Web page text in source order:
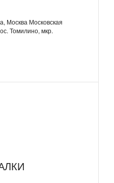
Москва Московская
Томилино, мкр.